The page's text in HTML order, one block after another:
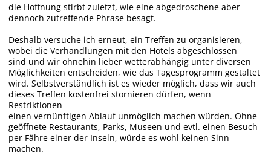
die Hoffnung stirbt zuletzt, wie eine abgedroschene aber
dennoch zutreffende Phrase besagt.
Deshalb versuche ich erneut, ein Treffen zu organisieren,
wobei die Verhandlungen mit den Hotels abgeschlossen
sind und wir ohnehin lieber wetterabhängig unter diversen
Möglichkeiten entscheiden, wie das Tagesprogramm gestaltet
wird. Selbstverständlich ist es wieder möglich, dass wir auch
dieses Treffen kostenfrei stornieren dürfen, wenn
Restriktionen
einen vernünftigen Ablauf unmöglich machen würden. Ohne
geöffnete Restaurants, Parks, Museen und evtl. einen Besuch
per Fähre einer der Inseln, würde es wohl keinen Sinn
machen.